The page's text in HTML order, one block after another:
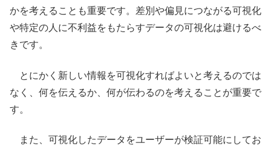
かを考えることも重要です。差別や偏見につながる可視化
や特定の人に不利益をもたらすデータの可視化は避けるべ
きです。
とにかく新しい情報を可視化すればよいと考えるのでは
なく、何を伝えるか、何が伝わるのを考えることが重要で
す。
また、可視化したデータをユーザーが検証可能にしてお